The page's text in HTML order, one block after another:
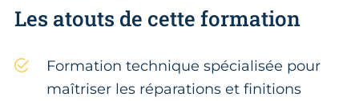
Les atouts de cette formation
Formation technique spécialisée pour
maîtriser les réparations et finitions